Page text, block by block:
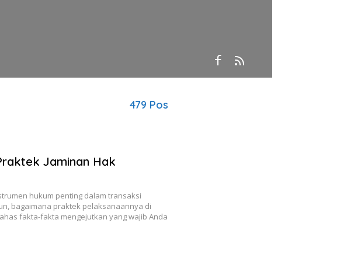
479 Pos
Jaminan Hak
hukum penting dalam transaksi
bagaimana praktek pelaksanaannya di
fakta-fakta mengejutkan yang wajib Anda